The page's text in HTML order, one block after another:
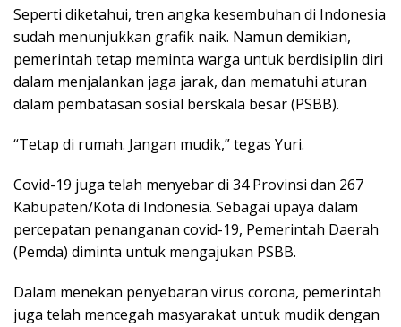
Seperti diketahui, tren angka kesembuhan di Indonesia
sudah menunjukkan grafik naik. Namun demikian,
pemerintah tetap meminta warga untuk berdisiplin diri
dalam menjalankan jaga jarak, dan mematuhi aturan
dalam pembatasan sosial berskala besar (PSBB).
“Tetap di rumah. Jangan mudik,” tegas Yuri.
Covid-19 juga telah menyebar di 34 Provinsi dan 267
Kabupaten/Kota di Indonesia. Sebagai upaya dalam
percepatan penanganan covid-19, Pemerintah Daerah
(Pemda) diminta untuk mengajukan PSBB.
Dalam menekan penyebaran virus corona, pemerintah
juga telah mencegah masyarakat untuk mudik dengan